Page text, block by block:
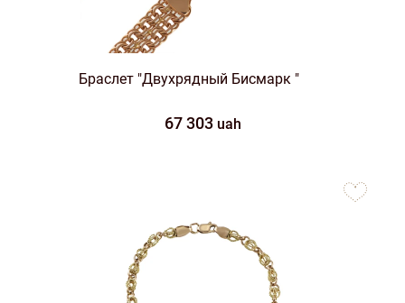
Браслет "Двухрядный Бисмарк "
67 303 uah
favorites